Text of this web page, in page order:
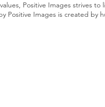
Positive Images strives to
Positive Images is created by